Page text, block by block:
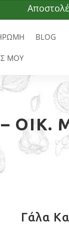
Αποστολές
BLOG
ΜΟΥ
ΟΙΚ.
Γάλα